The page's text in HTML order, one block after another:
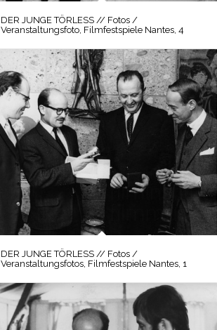
DER JUNGE TÖRLESS // Fotos /
Veranstaltungsfoto, Filmfestspiele Nantes, 4
DER JUNGE TÖRLESS // Fotos /
Veranstaltungsfotos, Filmfestspiele Nantes, 1